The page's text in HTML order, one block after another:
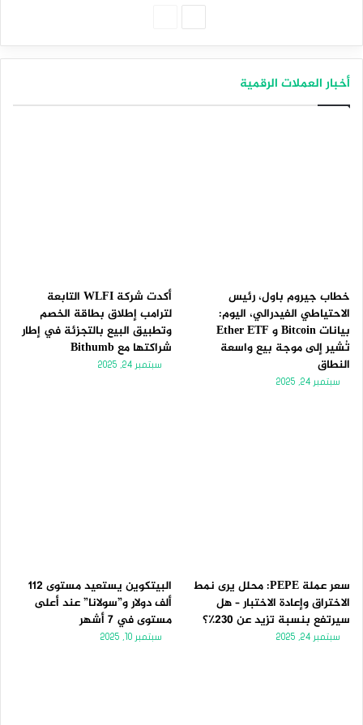
أخبار العملات الرقمية
خطاب جيروم باول، رئيس
الاحتياطي الفيدرالي، اليوم:
بيانات Bitcoin و Ether ETF
تُشير إلى موجة بيع واسعة
النطاق
سبتمبر 24, 2025
أكدت شركة WLFI التابعة
لترامب إطلاق بطاقة الخصم
وتطبيق البيع بالتجزئة في إطار
شراكتها مع Bithumb
سبتمبر 24, 2025
سعر عملة PEPE: محلل يرى نمط
الاختراق وإعادة الاختبار – هل
سيرتفع بنسبة تزيد عن 230٪؟
سبتمبر 24, 2025
البيتكوين يستعيد مستوى 112
ألف دولار و”سولانا” عند أعلى
مستوى في 7 أشهر
سبتمبر 10, 2025